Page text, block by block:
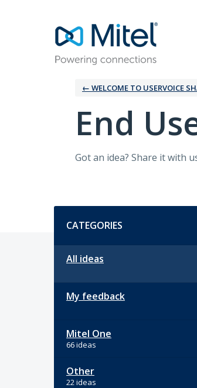
← WELCOME TO USERVOICE
‎End
Got an idea? Share it with
CATEGORIES
All ideas
My feedback
Mitel One
66 ideas
Other
22 ideas